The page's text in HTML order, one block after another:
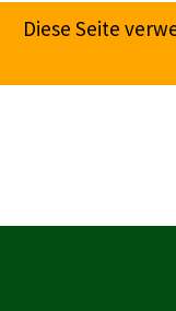
Springe
zum
Diese Seite